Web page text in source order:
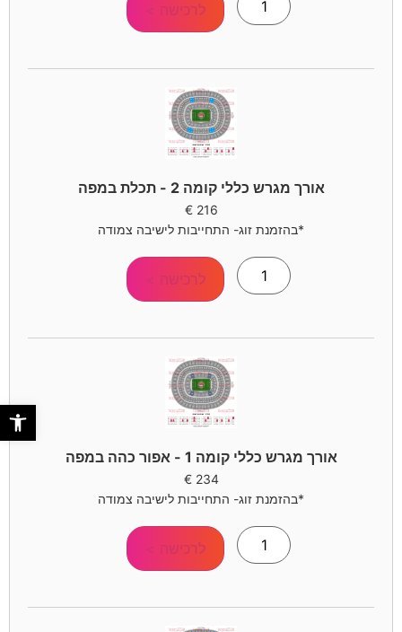
לרכישה >
אורך מגרש כללי קומה 2 - תכלת במפה
216
€
*בהזמנת זוג- התחייבות לישיבה צמודה
לרכישה >
אורך מגרש כללי קומה 1 - אפור כהה במפה
234
€
*בהזמנת זוג- התחייבות לישיבה צמודה
לרכישה >
פתח